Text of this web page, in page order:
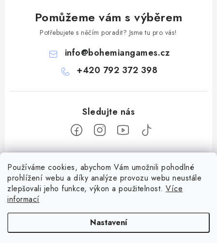
Používáme cookies, abychom Vám umožnili pohodlné
prohlížení webu a díky analýze provozu webu neustále
zlepšovali jeho funkce, výkon a použitelnost. Více
informací
Nastavení
Pomůžeme vám s výběrem
Potřebujete s něčím poradit? Jsme tu pro vás!
info@bohemiangames.cz
+420 792 372 398
Z
Informace pro vás
Obchodní podmínky
Doprava a platba
Podmínky ochrany osobních údajů
Facebook